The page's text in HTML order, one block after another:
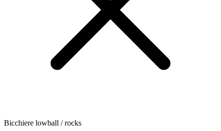
Bicchiere lowball / rocks